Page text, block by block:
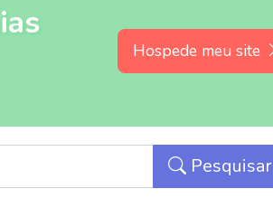
Hospede meu site
Pesquisar